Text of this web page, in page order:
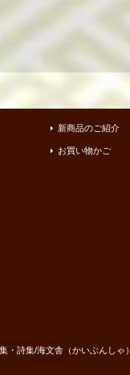
新商品のご紹介
お買い物かご
・詩集/海文舎（かいぶんしゃ）